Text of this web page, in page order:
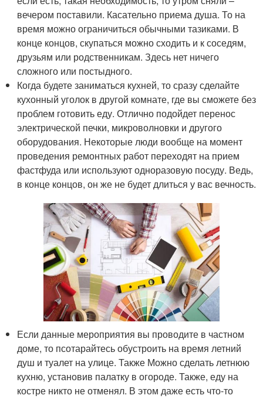
вечером поставили. Касательно приема душа. То на
время можно ограничиться обычными тазиками. В
конце концов, скупаться можно сходить и к соседям,
друзьям или родственникам. Здесь нет ничего
сложного или постыдного.
Когда будете заниматься кухней, то сразу сделайте
кухонный уголок в другой комнате, где вы сможете без
проблем готовить еду. Отлично подойдет перенос
электрической печки, микроволновки и другого
оборудования. Некоторые люди вообще на момент
проведения ремонтных работ переходят на прием
фастфуда или используют одноразовую посуду. Ведь,
в конце концов, он же не будет длиться у вас вечность.
Если данные мероприятия вы проводите в частном
доме, то псотарайтесь обустроить на время летний
душ и туалет на улице. Также Можно сделать летнюю
кухню, установив палатку в огороде. Также, еду на
костре никто не отменял. В этом даже есть что-то